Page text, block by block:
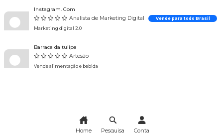
Instagram. Com
Analista de Marketing Digital
Vende para todo Brasil
Marketing digital 2.0
Barraca da tulipa
Artesão
Vende alimentação e bebida
Home Pesquisa Conta